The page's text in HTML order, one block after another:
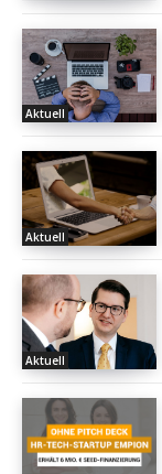
Aktuell
Aktuell
Aktuell